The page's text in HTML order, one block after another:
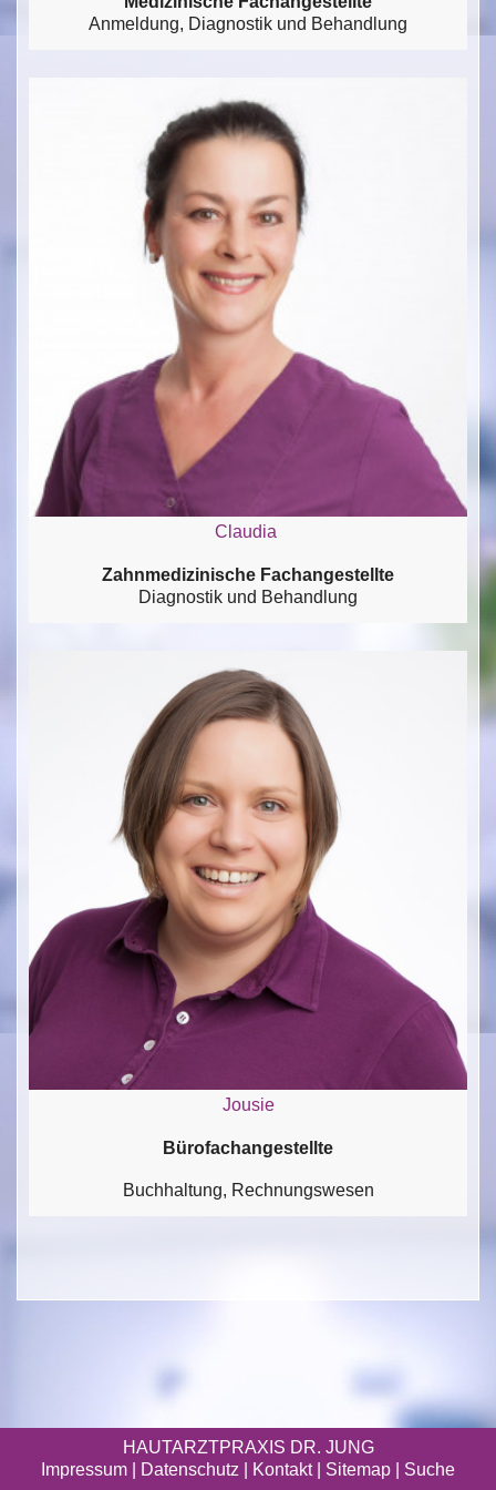
Anmeldung, Diagnostik und Behandlung
Claudia
Zahnmedizinische Fachangestellte
Diagnostik und Behandlung
Jousie
Bürofachangestellte
Buchhaltung, Rechnungswesen
HAUTARZTPRAXIS DR. JUNG
Impressum
Datenschutz | Kontakt | Sitemap Suche